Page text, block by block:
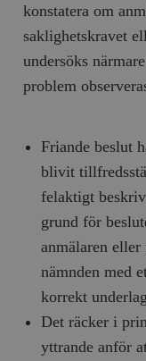
konstatera om
saklighetskravet
undersöks
problem
Friande beslut
blivit
felaktigt
grund för
anmälaren
nämnden med
korrekt
Det räcker i
yttrande anför